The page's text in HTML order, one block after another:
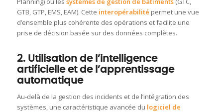
GTB, GTP, EMS, EAM). Cette interopérabilité permet une vue
d’ensemble plus cohérente des opérations et facilite une
prise de décision basée sur des données complètes.
2. Utilisation de l’intelligence
artificielle et de l’apprentissage
automatique
Au-delà de la gestion des incidents et de l’intégration des
systèmes, une caractéristique avancée du logiciel de